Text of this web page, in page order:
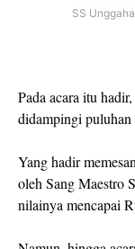
SS
Pada acara itu
didampingi
Yang hadir
oleh Sang Maestro
nilainya mencapai